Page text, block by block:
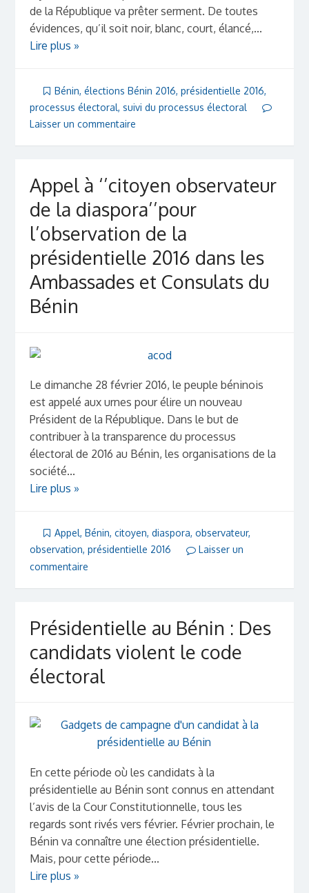
de la République va prêter serment. De toutes
évidences, qu’il soit noir, blanc, court, élancé,...
Lire plus »
Bénin, élections Bénin 2016, présidentielle 2016,
processus électoral, suivi du processus électoral
Laisser un commentaire
Appel à ‘’citoyen observateur
de la diaspora’’pour
l’observation de la
présidentielle 2016 dans les
Ambassades et Consulats du
Bénin
Le dimanche 28 février 2016, le peuple béninois
est appelé aux urnes pour élire un nouveau
Président de la République. Dans le but de
contribuer à la transparence du processus
électoral de 2016 au Bénin, les organisations de la
société...
Lire plus »
Appel, Bénin, citoyen, diaspora, observateur,
observation, présidentielle 2016
Laisser un
commentaire
Présidentielle au Bénin : Des
candidats violent le code
électoral
En cette période où les candidats à la
présidentielle au Bénin sont connus en attendant
l’avis de la Cour Constitutionnelle, tous les
regards sont rivés vers février. Février prochain, le
Bénin va connaître une élection présidentielle.
Mais, pour cette période...
Lire plus »